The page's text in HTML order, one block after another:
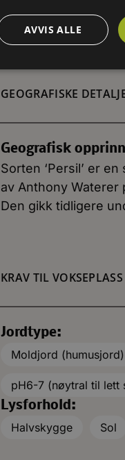
GEOGRAFISKE
Geografisk
Sorten ‘Persil’ er
av Anthony Waterer
Den gikk tidligere
KRAV TIL VOKSEPLASS
Jordtype:
Moldjord (humusjord)
pH6-7 (nøytral til lett
Lysforhold:
Halvskygge
Sol
AVVIS ALLE